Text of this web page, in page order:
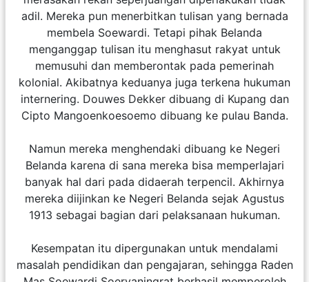
adil. Mereka pun menerbitkan tulisan yang bernada
membela Soewardi. Tetapi pihak Belanda
menganggap tulisan itu menghasut rakyat untuk
memusuhi dan memberontak pada pemerinah
kolonial. Akibatnya keduanya juga terkena hukuman
internering. Douwes Dekker dibuang di Kupang dan
Cipto Mangoenkoesoemo dibuang ke pulau Banda.
Namun mereka menghendaki dibuang ke Negeri
Belanda karena di sana mereka bisa memperlajari
banyak hal dari pada didaerah terpencil. Akhirnya
mereka diijinkan ke Negeri Belanda sejak Agustus
1913 sebagai bagian dari pelaksanaan hukuman.
Kesempatan itu dipergunakan untuk mendalami
masalah pendidikan dan pengajaran, sehingga Raden